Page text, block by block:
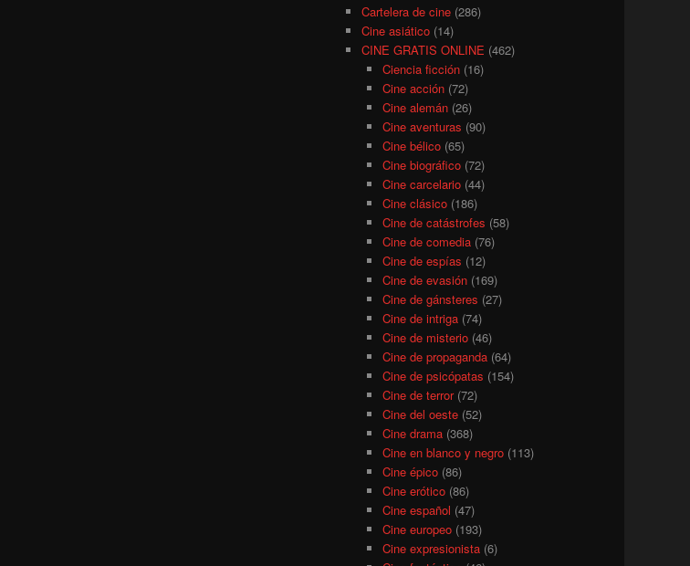
Cartelera de cine (286)
Cine asiático (14)
CINE GRATIS ONLINE (462)
Ciencia ficción(16)
Cine acción(72)
Cine alemán(26)
Cine aventuras (90)
Cine bélico(65)
Cine biográfico(72)
Cine carcelario(44)
Cine clásico(186)
Cine de catástrofes (58)
Cine de comedia(76)
Cine de espías (12)
Cine de evasión(169)
Cine de gánsteres (27)
Cine de intriga(74)
Cine de misterio(46)
Cine de propaganda(64)
Cine de psicópatas (154)
Cine de terror(72)
Cine del oeste(52)
Cine drama(368)
Cine en blanco y negro(113)
Cine épico(86)
Cine erótico(86)
Cine español (47)
Cine europeo(193)
Cine expresionista(6)